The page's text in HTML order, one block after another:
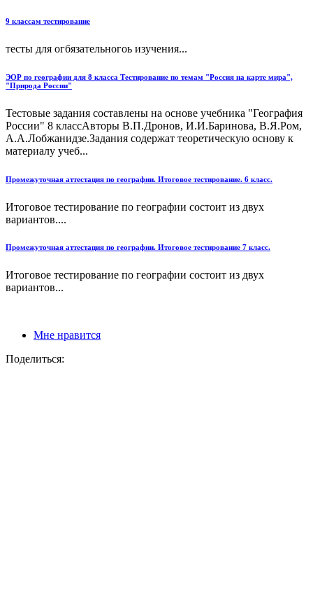
9 классам тестирование
тесты для огбязательногоь изучения...
ЭОР по географии для 8 класса Тестирование по темам "Россия на карте мира",
"Природа России"
Тестовые задания составлены на основе учебника "География
России" 8 классАвторы В.П.Дронов, И.И.Баринова, В.Я.Ром,
А.А.Лобжанидзе.Задания содержат теоретическую основу к
материалу учеб...
Промежуточная аттестация по географии. Итоговое тестирование. 6 класс.
Итоговое тестирование по географии состоит из двух
вариантов....
Промежуточная аттестация по географии. Итоговое тестирование 7 класс.
Итоговое тестирование по географии состоит из двух
вариантов...
Мне нравится
Поделиться: